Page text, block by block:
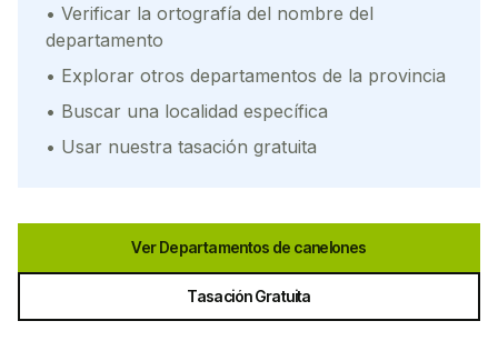
• Verificar la ortografía del nombre del
departamento
• Explorar otros departamentos de la provincia
• Buscar una localidad específica
• Usar nuestra tasación gratuita
Ver Departamentos de canelones
Tasación Gratuita